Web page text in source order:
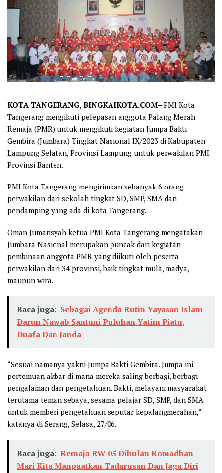
KOTA TANGERANG, BINGKAIKOTA.COM– PMI Kota
Tangerang mengikuti pelepasan anggota Palang Merah
Remaja (PMR) untuk mengikuti kegiatan Jumpa Bakti
Gembira (Jumbara) Tingkat Nasional IX/2023 di Kabupaten
Lampung Selatan, Provinsi Lampung untuk perwakilan PMI
Provinsi Banten.
PMI Kota Tangerang mengirimkan sebanyak 6 orang
perwakilan dari sekolah tingkat SD, SMP, SMA dan
pendamping yang ada di kota Tangerang.
Oman Jumansyah ketua PMI Kota Tangerang mengatakan
Jumbara Nasional merupakan puncak dari kegiatan
pembinaan anggota PMR yang diikuti oleh peserta
perwakilan dari 34 provinsi, baik tingkat mula, madya,
maupun wira.
Baca juga: Sebagai Agenda Rutin Yayasan Islam
Darun Nawab Santuni Puluhan Yatim Piatu,
Duafa Dan Janda
“Sesuai namanya yakni Jumpa Bakti Gembira. Jumpa ini
pertemuan akbar di mana mereka saling berbagi, berbagi
pengalaman dan pengetahuan. Bakti, melayani masyarakat
terutama teman sebaya, sesama pelajar SD, SMP, dan SMA
untuk memberi pengetahuan seputar kepalangmerahan,”
katanya di Serang, Selasa, 27/06.
Baca juga: Remaja RW 05 Dibulan Romadhan
Mari Kita Manpaatkan Tadarusan Dan Jaga Diri